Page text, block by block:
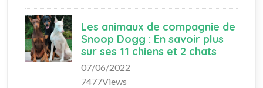
Les animaux de compagnie de
Snoop Dogg : En savoir plus
sur ses 11 chiens et 2 chats
07/06/2022
7477Views